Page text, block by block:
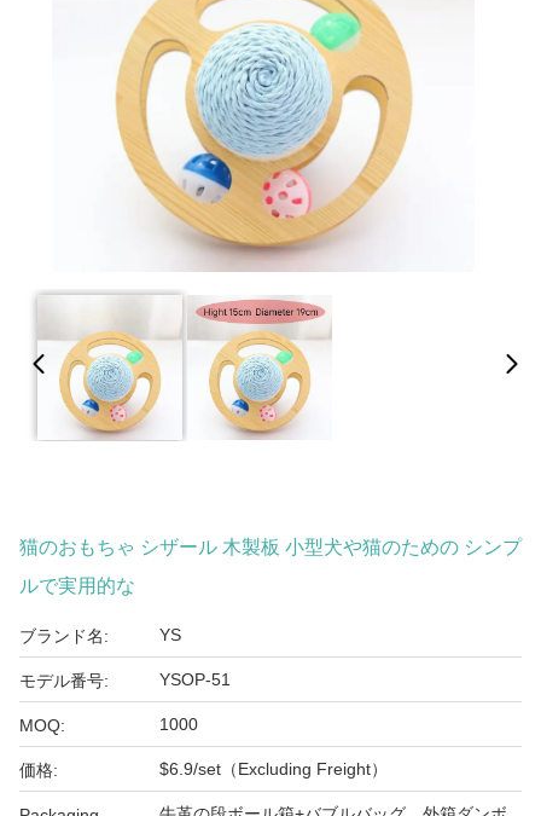
猫のおもちゃ シザール 木製板 小型犬や猫のための シンプ
ルで実用的な
ブランド名: YS
モデル番号: YSOP-51
MOQ: 1000
価格: $6.9/set（Excluding Freight）